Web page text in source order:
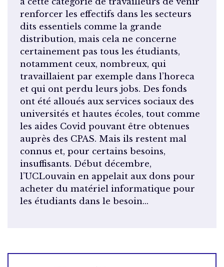
renforcer les effectifs dans les secteurs
dits essentiels comme la grande
distribution, mais cela ne concerne
certainement pas tous les étudiants,
notamment ceux, nombreux, qui
travaillaient par exemple dans l’horeca
et qui ont perdu leurs jobs. Des fonds
ont été alloués aux services sociaux des
universités et hautes écoles, tout comme
les aides Covid pouvant être obtenues
auprès des CPAS. Mais ils restent mal
connus et, pour certains besoins,
insuffisants. Début décembre,
l’UCLouvain en appelait aux dons pour
acheter du matériel informatique pour
les étudiants dans le besoin…